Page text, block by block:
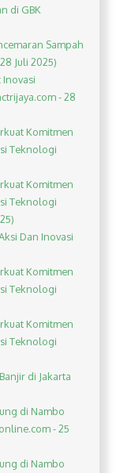
di GBK
Sampah
Juli 2025)
Inovasi
- 28
Komitmen
Teknologi
Komitmen
Teknologi
Dan Inovasi
Komitmen
Teknologi
Komitmen
Teknologi
di Jakarta
di Nambo
- 25
di Nambo